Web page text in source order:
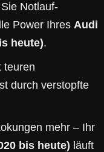
Notlauf-
Power Ihres Audi
heute).
teuren
durch verstopfte
mehr – Ihr
bis heute) läuft